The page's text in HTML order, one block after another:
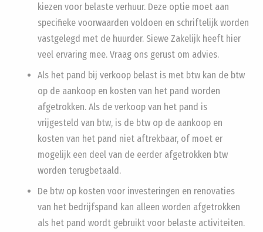
kiezen voor belaste verhuur. Deze optie moet aan
specifieke voorwaarden voldoen en schriftelijk worden
vastgelegd met de huurder. Siewe Zakelijk heeft hier
veel ervaring mee. Vraag ons gerust om advies.
Als het pand bij verkoop belast is met btw kan de btw
op de aankoop en kosten van het pand worden
afgetrokken. Als de verkoop van het pand is
vrijgesteld van btw, is de btw op de aankoop en
kosten van het pand niet aftrekbaar, of moet er
mogelijk een deel van de eerder afgetrokken btw
worden terugbetaald.
De btw op kosten voor investeringen en renovaties
van het bedrijfspand kan alleen worden afgetrokken
als het pand wordt gebruikt voor belaste activiteiten.